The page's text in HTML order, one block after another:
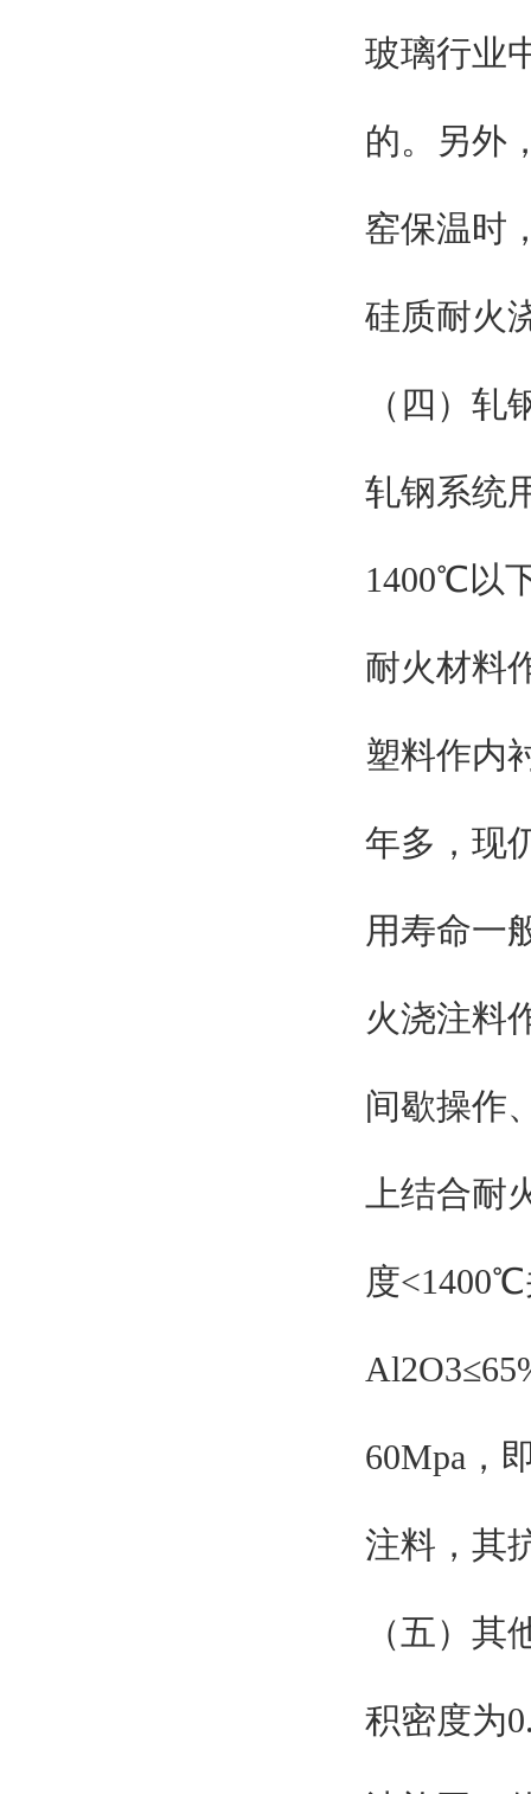
玻璃行业
的。另外
窑保温时
硅质耐火
（四）轧
轧钢系统
1400℃以
耐火材料
塑料作内
年多，现
用寿命一
火浇注料
间歇操作
上结合
度
60Mpa，
注料，其
（五）
积密度为